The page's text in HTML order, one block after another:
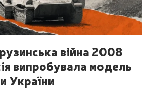
війна 2008
випробувала модель
України